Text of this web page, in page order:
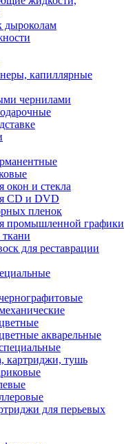
дыроколам
капиллярные
чернилами
окон и стекла
CD и DVD
пленок
промышленной графики
для реставрации
акварельные
картриджи, тушь
для перьевых